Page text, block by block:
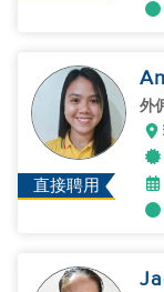
直接聘用
外